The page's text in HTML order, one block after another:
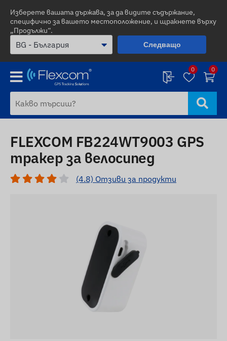
Изберете вашата държава, за да видите съдържание,
специфично за вашето местоположение, и щракнете върху
„Продължи“.
Следващо
0 0
FLEXCOM FB224WT9003 GPS
тракер за велосипед
(4.8) Отзиви за продукти